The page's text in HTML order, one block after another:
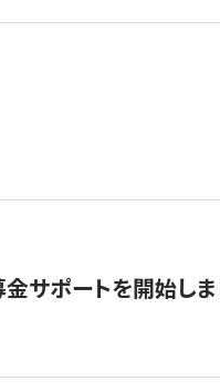
ポートを開始しま